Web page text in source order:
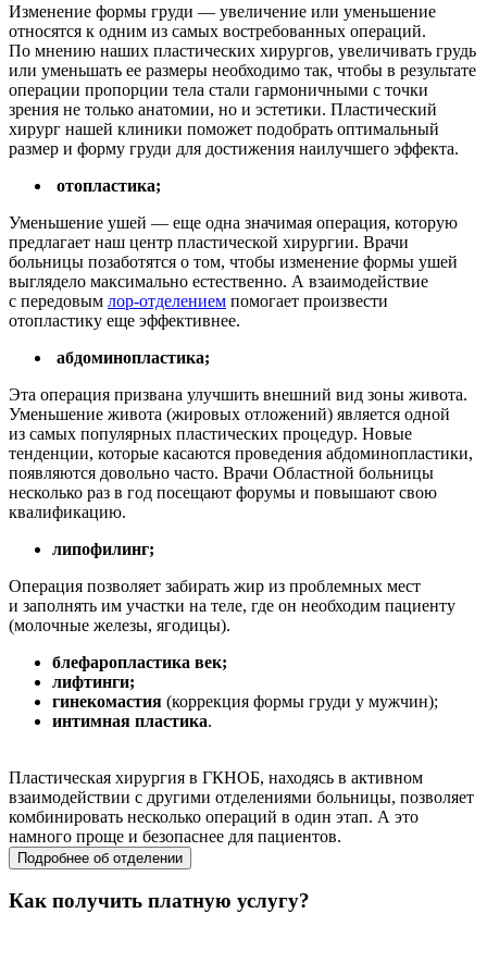
Изменение формы груди — увеличение или уменьшение
относятся к одним из самых востребованных операций.
По мнению наших пластических хирургов, увеличивать грудь
или уменьшать ее размеры необходимо так, чтобы в результате
операции пропорции тела стали гармоничными с точки
зрения не только анатомии, но и эстетики. Пластический
хирург нашей клиники поможет подобрать оптимальный
размер и форму груди для достижения наилучшего эффекта.
отопластика;
Уменьшение ушей — еще одна значимая операция, которую
предлагает наш центр пластической хирургии. Врачи
больницы позаботятся о том, чтобы изменение формы ушей
выглядело максимально естественно. А взаимодействие
с передовым лор-отделением помогает произвести
отопластику еще эффективнее.
абдоминопластика;
Эта операция призвана улучшить внешний вид зоны живота.
Уменьшение живота (жировых отложений) является одной
из самых популярных пластических процедур. Новые
тенденции, которые касаются проведения абдоминопластики,
появляются довольно часто. Врачи Областной больницы
несколько раз в год посещают форумы и повышают свою
квалификацию.
липофилинг;
Операция позволяет забирать жир из проблемных мест
и заполнять им участки на теле, где он необходим пациенту
(молочные железы, ягодицы).
блефаропластика век;
лифтинги;
гинекомастия (коррекция формы груди у мужчин);
интимная пластика.
Пластическая хирургия в ГКНОБ, находясь в активном
взаимодействии с другими отделениями больницы, позволяет
комбинировать несколько операций в один этап. А это
намного проще и безопаснее для пациентов.
Подробнее об отделении
Как получить платную услугу?